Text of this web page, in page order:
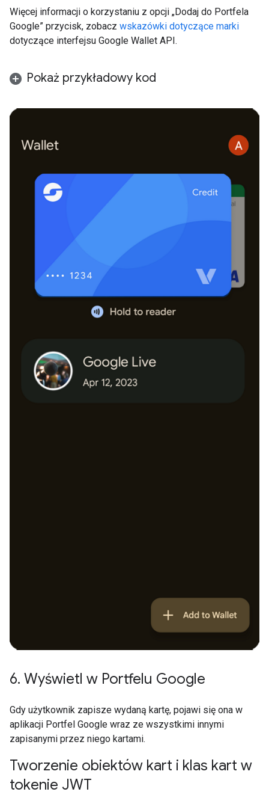
Więcej informacji o korzystaniu z opcji „Dodaj do Portfela
Google” przycisk, zobacz wskazówki dotyczące marki
dotyczące interfejsu Google Wallet API.
Pokaż przykładowy kod
6. Wyświetl w Portfelu Google
Gdy użytkownik zapisze wydaną kartę, pojawi się ona w
aplikacji Portfel Google wraz ze wszystkimi innymi
zapisanymi przez niego kartami.
Tworzenie obiektów kart i klas kart w
tokenie JWT